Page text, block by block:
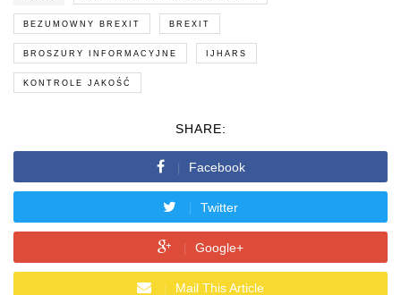
BEZUMOWNY BREXIT BREXIT
BROSZURY INFORMACYJNE IJHARS
KONTROLE JAKOŚĆ
SHARE:
Facebook
Twitter
Google+
Mail This Article